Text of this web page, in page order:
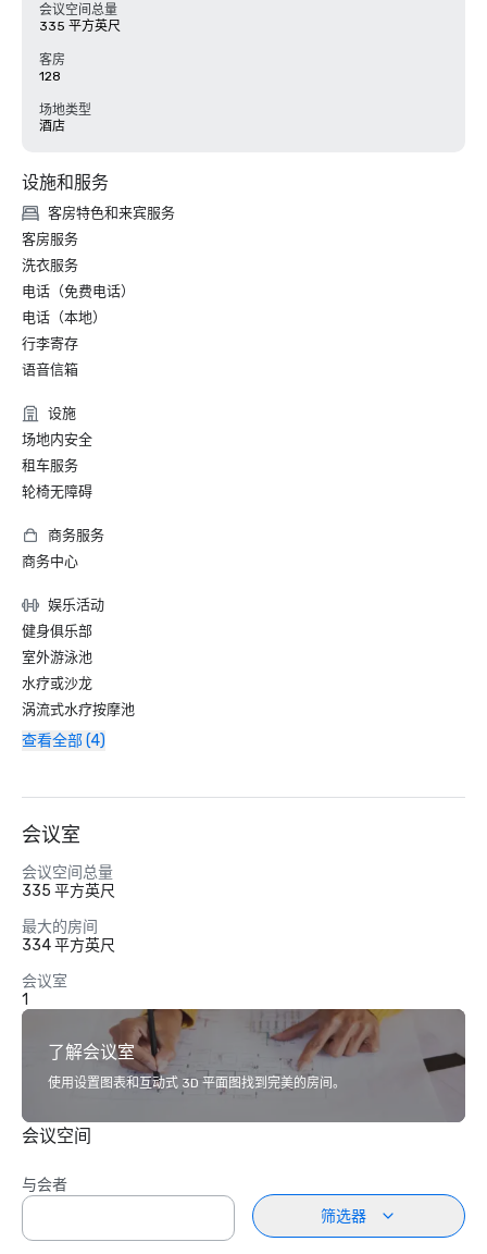
会议空间总量
335 平方英尺
客房
128
场地类型
酒店
设施和服务
客房特色和来宾服务
客房服务
洗衣服务
电话（免费电话）
电话（本地）
行李寄存
语音信箱
设施
场地内安全
租车服务
轮椅无障碍
商务服务
商务中心
娱乐活动
健身俱乐部
室外游泳池
水疗或沙龙
涡流式水疗按摩池
查看全部 (4)
会议室
会议空间总量
335 平方英尺
最大的房间
334 平方英尺
会议室
1
了解会议室
使用设置图表和互动式 3D 平面图找到完美的房间。
会议空间
与会者
筛选器